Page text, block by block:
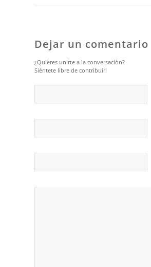
Dejar un comentario
¿Quieres unirte a la conversación?
Siéntete libre de contribuir!